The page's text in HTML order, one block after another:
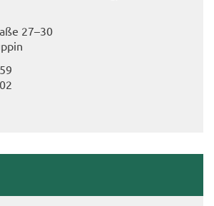
27–30